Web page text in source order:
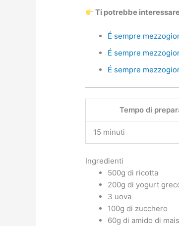
Ti potrebbe
É sempre
É sempre
É sempre
Tempo di
15 minuti
Ingredienti
500g di ricotta
200g di yogurt
3 uova
100g di zucchero
60g di amido di mais